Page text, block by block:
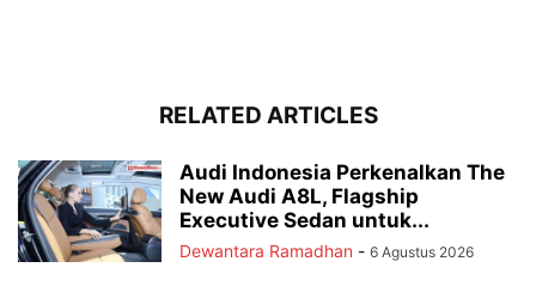
RELATED ARTICLES
Audi Indonesia Perkenalkan The
New Audi A8L, Flagship
Executive Sedan untuk...
Dewantara Ramadhan - 6 Agustus 2026